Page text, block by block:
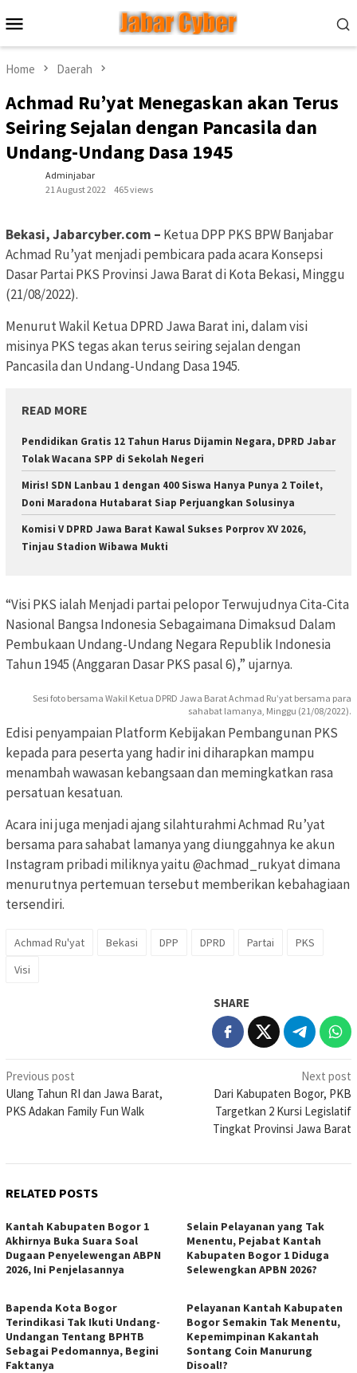
to
contentMenu
Home Daerah
Achmad Ru’yat Menegaskan akan Terus
Seiring Sejalan dengan Pancasila dan
Undang-Undang Dasa 1945
Adminjabar
21 August 2022
465 views
Bekasi, Jabarcyber.com – Ketua DPP PKS BPW Banjabar
Achmad Ru’yat menjadi pembicara pada acara Konsepsi
Dasar Partai PKS Provinsi Jawa Barat di Kota Bekasi, Minggu
(21/08/2022).
Menurut Wakil Ketua DPRD Jawa Barat ini, dalam visi
misinya PKS tegas akan terus seiring sejalan dengan
Pancasila dan Undang-Undang Dasa 1945.
READ MORE
Pendidikan Gratis 12 Tahun Harus Dijamin Negara, DPRD Jabar
Tolak Wacana SPP di Sekolah Negeri
Miris! SDN Lanbau 1 dengan 400 Siswa Hanya Punya 2 Toilet,
Doni Maradona Hutabarat Siap Perjuangkan Solusinya
Komisi V DPRD Jawa Barat Kawal Sukses Porprov XV 2026,
Tinjau Stadion Wibawa Mukti
“Visi PKS ialah Menjadi partai pelopor Terwujudnya Cita-Cita
Nasional Bangsa Indonesia Sebagaimana Dimaksud Dalam
Pembukaan Undang-Undang Negara Republik Indonesia
Tahun 1945 (Anggaran Dasar PKS pasal 6),” ujarnya.
Sesi foto bersama Wakil Ketua DPRD Jawa Barat Achmad Ru’yat bersama para
sahabat lamanya, Minggu (21/08/2022).
Edisi penyampaian Platform Kebijakan Pembangunan PKS
kepada para peserta yang hadir ini diharapkan mampu
menambah wawasan kebangsaan dan memingkatkan rasa
persatuan kesatuan.
Acara ini juga menjadi ajang silahturahmi Achmad Ru’yat
bersama para sahabat lamanya yang diunggahnya ke akun
Instagram pribadi miliknya yaitu @achmad_rukyat dimana
menurutnya pertemuan tersebut memberikan kebahagiaan
tersendiri.
Achmad Ru'yat Bekasi DPP DPRD Partai
PKS
Visi
SHARE
Post
navigation
Previous post
Ulang Tahun RI dan Jawa Barat,
PKS Adakan Family Fun Walk
Next post
Dari Kabupaten Bogor, PKB
Targetkan 2 Kursi Legislatif
Tingkat Provinsi Jawa Barat
RELATED POSTS
Kantah Kabupaten Bogor 1
Akhirnya Buka Suara Soal
Dugaan Penyelewengan ABPN
2026, Ini Penjelasannya
Selain Pelayanan yang Tak
Menentu, Pejabat Kantah
Kabupaten Bogor 1 Diduga
Selewengkan APBN 2026?
Bapenda Kota Bogor
Terindikasi Tak Ikuti Undang-
Undangan Tentang BPHTB
Sebagai Pedomannya, Begini
Faktanya
Pelayanan Kantah Kabupaten
Bogor Semakin Tak Menentu,
Kepemimpinan Kakantah
Sontang Coin Manurung
Disoal!?